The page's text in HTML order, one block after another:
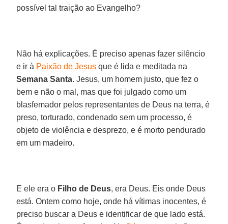
possível tal traição ao Evangelho?
Não há explicações. É preciso apenas fazer silêncio
e ir à Paixão de Jesus que é lida e meditada na
Semana Santa. Jesus, um homem justo, que fez o
bem e não o mal, mas que foi julgado como um
blasfemador pelos representantes de Deus na terra, é
preso, torturado, condenado sem um processo, é
objeto de violência e desprezo, e é morto pendurado
em um madeiro.
E ele era o Filho de Deus, era Deus. Eis onde Deus
está. Ontem como hoje, onde há vítimas inocentes, é
preciso buscar a Deus e identificar de que lado está.